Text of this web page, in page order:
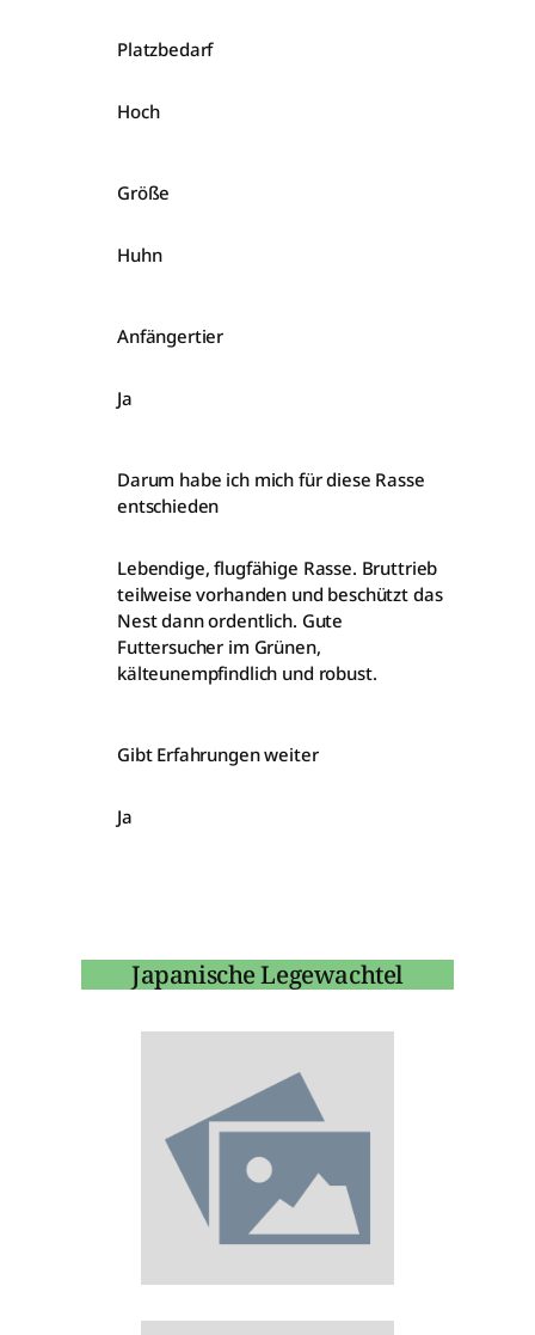
Platzbedarf
Hoch
Größe
Huhn
Anfängertier
Ja
Darum habe ich mich für diese Rasse
entschieden
Lebendige, flugfähige Rasse. Bruttrieb
teilweise vorhanden und beschützt das
Nest dann ordentlich. Gute
Futtersucher im Grünen,
kälteunempfindlich und robust.
Gibt Erfahrungen weiter
Ja
Japanische Legewachtel